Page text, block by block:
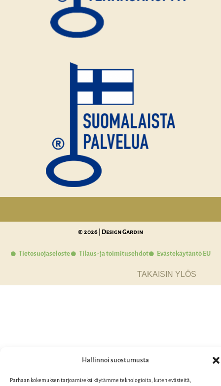
Hallinnoi suostumusta
Parhaan kokemuksen tarjoamiseksi käytämme teknologioita, kuten evästeitä,
© 2026 | Design Gardin
Tietosuojaseloste Tilaus- ja toimitusehdot Evästekäytäntö EU
TAKAISIN YLÖS